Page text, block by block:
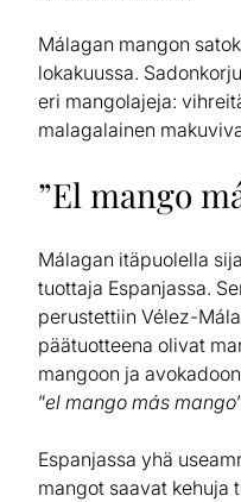
Málagan mangon
lokakuussa.
eri mangolajeja:
malagalainen
”El mango
Málagan itäpuolella
tuottaja Espanjassa.
perustettiin Vélez-
päätuotteena olivat
mangoon ja
”el mango más mango
Espanjassa yhä
mangot saavat kehuja